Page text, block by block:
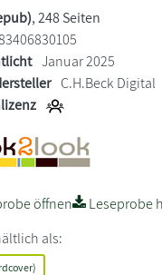
, 248 Seiten
Januar 2025
C.H.Beck Digital
öffnen
Leseprobe
als: